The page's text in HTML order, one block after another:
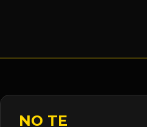
NO TE